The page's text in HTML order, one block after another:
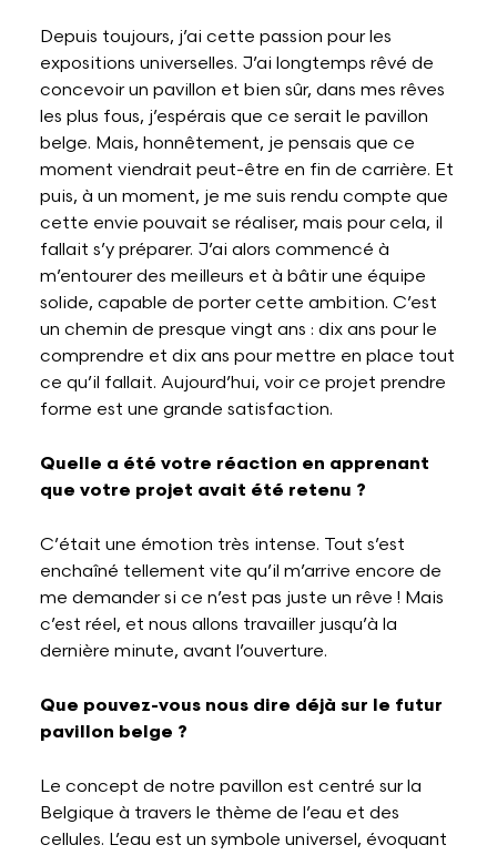
Depuis toujours, j’ai cette passion pour les
expositions universelles. J’ai longtemps rêvé de
concevoir un pavillon et bien sûr, dans mes rêves
les plus fous, j’espérais que ce serait le pavillon
belge. Mais, honnêtement, je pensais que ce
moment viendrait peut-être en fin de carrière. Et
puis, à un moment, je me suis rendu compte que
cette envie pouvait se réaliser, mais pour cela, il
fallait s’y préparer. J’ai alors commencé à
m’entourer des meilleurs et à bâtir une équipe
solide, capable de porter cette ambition. C’est
un chemin de presque vingt ans : dix ans pour le
comprendre et dix ans pour mettre en place tout
ce qu’il fallait. Aujourd’hui, voir ce projet prendre
forme est une grande satisfaction.
Quelle a été votre réaction en apprenant
que votre projet avait été retenu ?
C’était une émotion très intense. Tout s’est
enchaîné tellement vite qu’il m’arrive encore de
me demander si ce n’est pas juste un rêve ! Mais
c’est réel, et nous allons travailler jusqu’à la
dernière minute, avant l’ouverture.
Que pouvez-vous nous dire déjà sur le futur
pavillon belge ?
Le concept de notre pavillon est centré sur la
Belgique à travers le thème de l’eau et des
cellules. L’eau est un symbole universel, évoquant